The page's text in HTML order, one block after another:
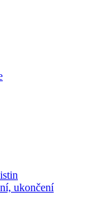
ukončení